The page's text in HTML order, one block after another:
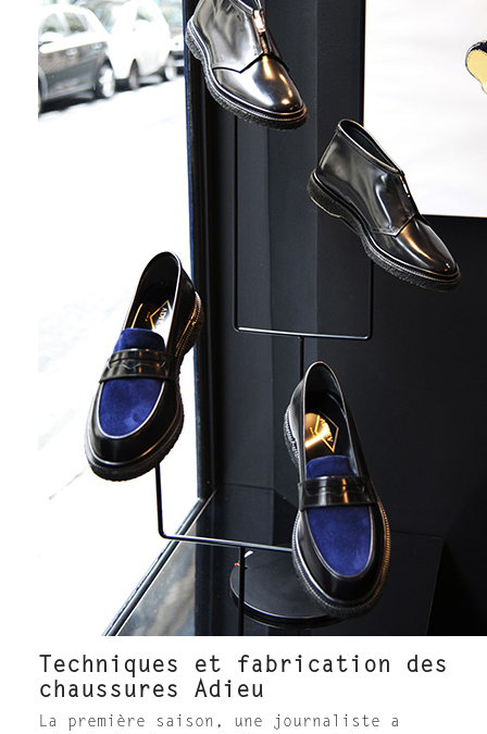
Techniques et fabrication des
chaussures Adieu
La première saison, une journaliste a